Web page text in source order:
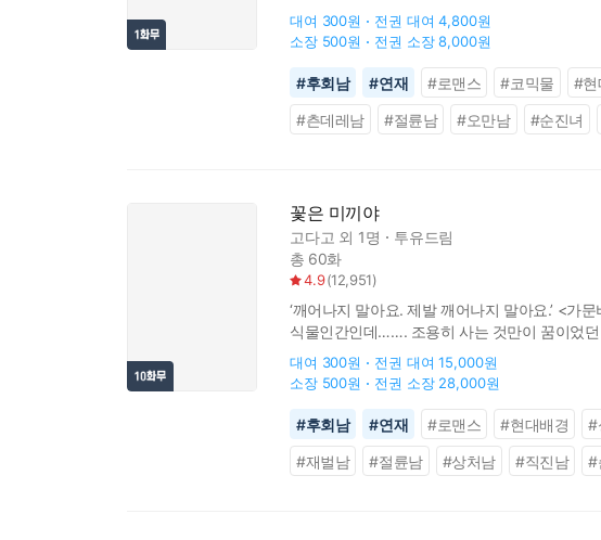
"…열심히 해보겠습니다!" 앞으로 잘 모시겠습니
대여 300원 전권 대여 4,800원
소장 500원 전권 소장 8,000원
#후회남 #연재 #로맨스 #코믹물 #현
#츤데레남 #절륜남 #오만남 #순진녀
꽃은 미끼야
고다고 외 1명
투유드림
총 60화
4.9(12,951)
‘깨어나지 말아요. 제발 깨어나지 말아요.’ <가
식물인간인데……. 조용히 사는 것만이 꿈이었
왔어요?” 기억도 잃고 상식도 잃은 남자 앞에
대여 300원 전권 대여 15,000원
소장 500원 전권 소장 28,000원
#후회남 #연재 #로맨스 #현대배경 #
#재벌남 #절륜남 #상처남 #직진남 #